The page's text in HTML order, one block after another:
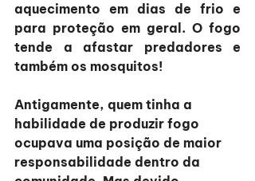
aquecimento em dias de frio e
para proteção em geral. O fogo
tende a afastar predadores e
também os mosquitos!
Antigamente, quem tinha a
habilidade de produzir fogo
ocupava uma posição de maior
responsabilidade dentro da